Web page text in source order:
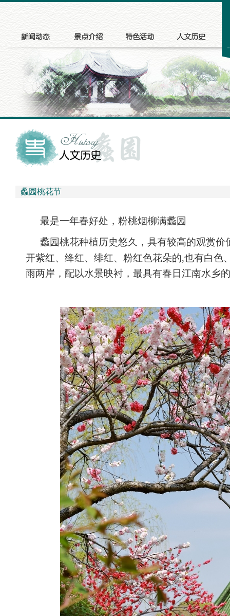
蠡园桃花节
最是一年春好处，粉桃烟柳满蠡园
蠡园桃花种植历史悠久，具有较高的观赏
开紫红、绛红、绯红、粉红色花朵的,也有白色
雨两岸，配以水景映衬，最具有春日江南水乡